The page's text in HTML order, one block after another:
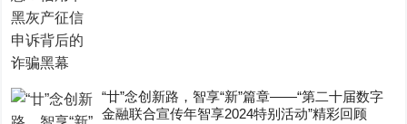
“廿”念创新路，智享“新”篇章——“第二十届数字
金融联合宣传年智享2024特别活动”精彩回顾